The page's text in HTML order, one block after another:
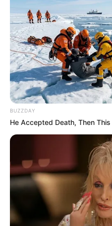
ΣΠΑΜΕ ΤΟ ΜΑΤΡΙΞ – ΤΟ
BUZZDAY
He Accepted Death, Then